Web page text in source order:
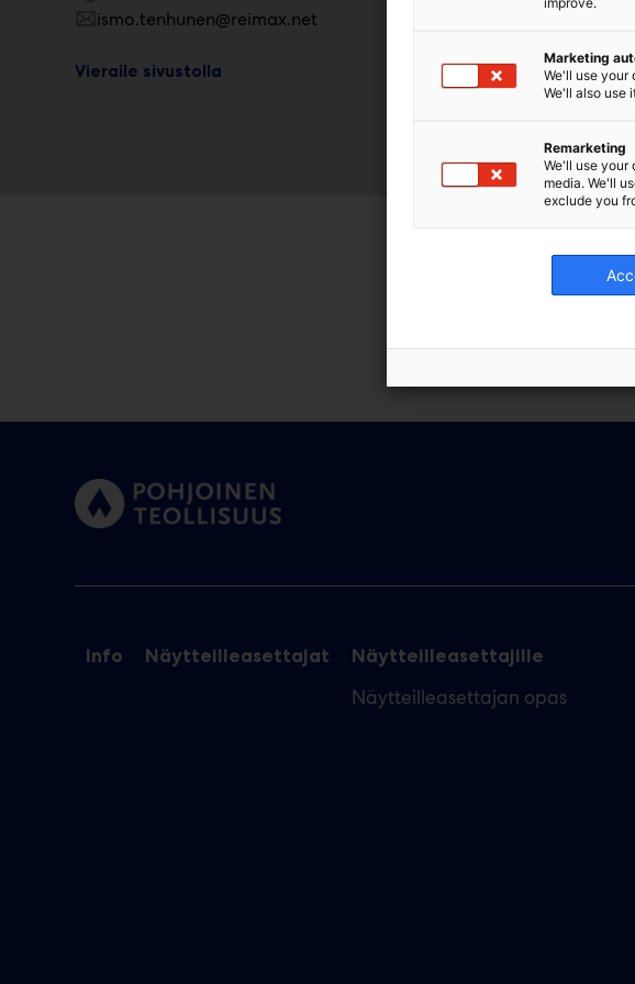
ismo.tenhunen@reimax.net
Vieraile sivustolla
Info Näytteilleasettajat Näytteilleasettajille
Näytteilleasettajan opas
Marketing
We'll use your
We'll also use
Remarketing
We'll use your
media. We'll
exclude you